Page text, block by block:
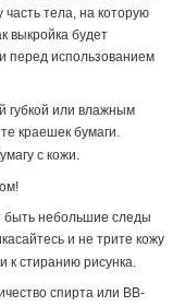
тела, на которую
выкройка будет
перед использованием
губкой или влажным
краешек бумаги.
с кожи.
быть небольшие следы
и не трите кожу
к стиранию рисунка.
спирта или BB-